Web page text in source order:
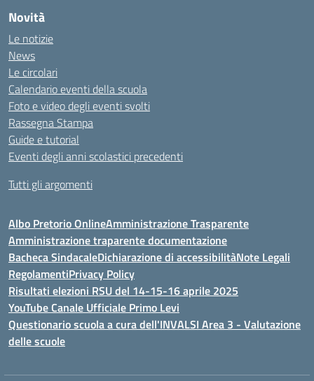
Novità
Le notizie
News
Le circolari
Calendario eventi della scuola
Foto e video degli eventi svolti
Rassegna Stampa
Guide e tutorial
Eventi degli anni scolastici precedenti
Tutti gli argomenti
Albo Pretorio OnlineAmministrazione Trasparente
Amministrazione traparente documentazione
Bacheca SindacaleDichiarazione di accessibilitàNote Legali
RegolamentiPrivacy Policy
Risultati elezioni RSU del 14-15-16 aprile 2025
YouTube Canale Ufficiale Primo Levi
Questionario scuola a cura dell'INVALSI Area 3 - Valutazione
delle scuole